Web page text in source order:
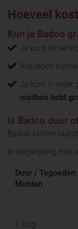
Hoeveel
Kun je Badoo
Je kunt de
Alle leden
Je kunt in ieder
mailbox hebt
Is Badoo duur
Badoo kosten
In vergelijking met
Duur / Tegoeden
Munten
1 Dag